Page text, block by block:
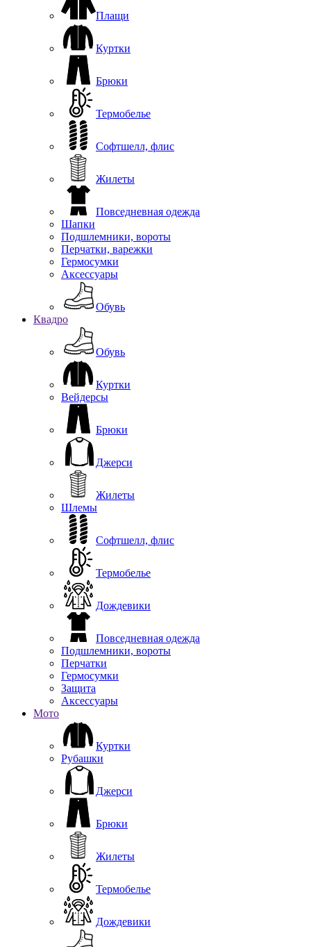
Плащи
Куртки
Брюки
Термобелье
Софтшелл, флис
Жилеты
Повседневная одежда
Шапки
Подшлемники, вороты
Перчатки, варежки
Гермосумки
Аксессуары
Обувь
Квадро
Обувь
Куртки
Вейдерсы
Брюки
Джерси
Жилеты
Шлемы
Софтшелл, флис
Термобелье
Дождевики
Повседневная одежда
Подшлемники, вороты
Перчатки
Гермосумки
Защита
Аксессуары
Мото
Куртки
Рубашки
Джерси
Брюки
Жилеты
Термобелье
Дождевики